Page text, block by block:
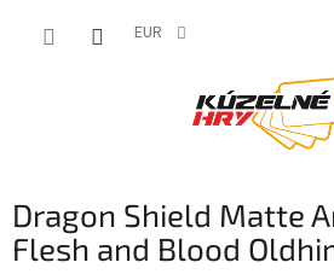
EUR
Dragon Shield Matte
Flesh and Blood